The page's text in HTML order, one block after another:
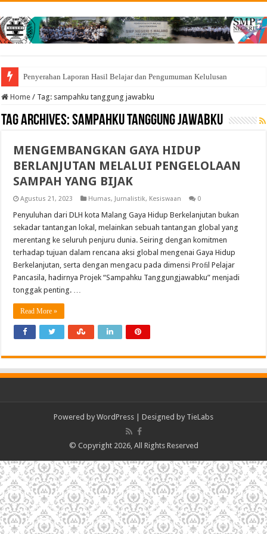
Penyerahan Laporan Hasil Belajar dan Pengumuman Kelulusan
Home / Tag: sampahku tanggung jawabku
Tag Archives:sampahku tanggung jawabku
MENGEMBANGKAN GAYA HIDUP
BERLANJUTAN MELALUI PENGELOLAAN
SAMPAH YANG BIJAK
Agustus 21, 2023 Humas, Jurnalistik, Kesiswaan 0
Penyuluhan dari DLH kota Malang Gaya Hidup Berkelanjutan bukan
sekadar tantangan lokal, melainkan sebuah tantangan global yang
merentang ke seluruh penjuru dunia. Seiring dengan komitmen
terhadap tujuan dalam rencana aksi global mengenai Gaya Hidup
Berkelanjutan, serta dengan mengacu pada dimensi Proﬁl Pelajar
Pancasila, hadirnya Projek “Sampahku Tanggungjawabku” menjadi
tonggak penting. …
Read More »
Powered by WordPress | Designed by TieLabs
© Copyright 2026, All Rights Reserved